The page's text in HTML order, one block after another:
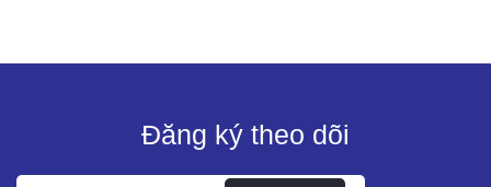
Đăng ký theo dõi